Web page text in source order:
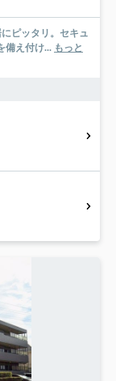
ピッタリ。セキュ
備え付け... もっと